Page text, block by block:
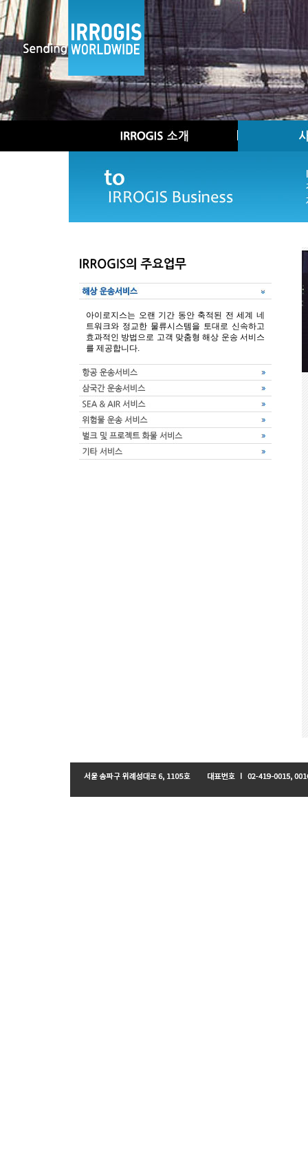
아이로지스는 오랜 기간 동안 축적된 전 세계 네
트워크와 정교한 물류시스템을 토대로 신속하고
효과적인 방법으로 고객 맞춤형 해상 운송 서비스
를 제공합니다.